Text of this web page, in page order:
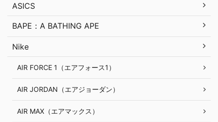
ASICS
BAPE：A BATHING APE
Nike
AIR FORCE 1（エアフォース1）
AIR JORDAN（エアジョーダン）
AIR MAX（エアマックス）